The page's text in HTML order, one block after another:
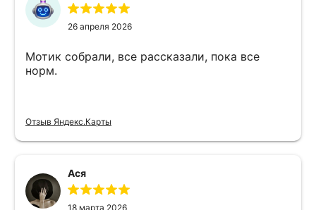
26 апреля 2026
Мотик собрали, все рассказали, пока все
норм.
Отзыв Яндекс.Карты
Ася
18 марта 2026